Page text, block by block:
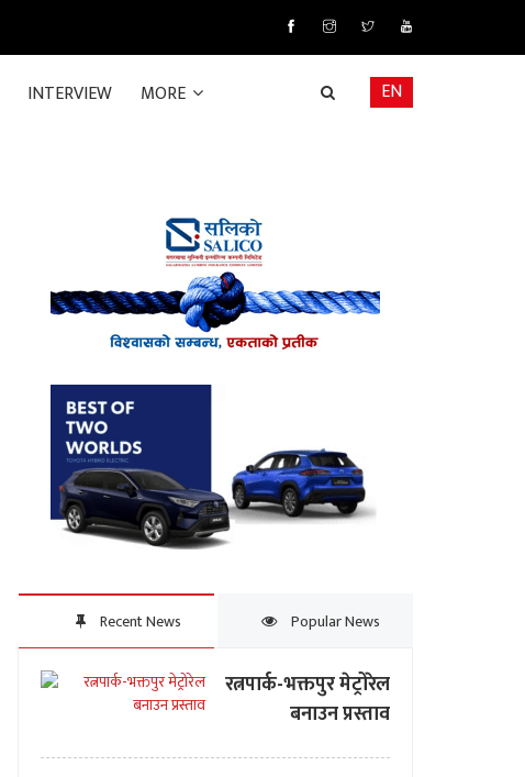
INTERVIEW MORE EN
Recent News Popular News
रत्नपार्क-भक्तपुर मेट्रोरेल
बनाउन प्रस्ताव